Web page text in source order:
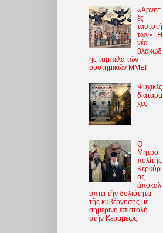
«Ἀρνητ
ὲς
ταυτοτή
των»: Ἡ
νέα
βλακώδ
ης ταμπέλα τῶν
συστημικῶν ΜΜΕ!
Ψυχικὲς
διαταρα
χὲς
O
Μητρο
πολίτης
Κερκύρ
ας
ἀποκαλ
ύπτει τὴν δολιότητα
τῆς κυβέρνησης μὲ
σημερινὴ ἐπιστολὴ
στὴν Κεραμέως